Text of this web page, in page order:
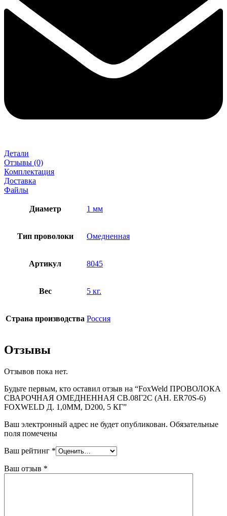
Детали
Отзывы (0)
Комплектация
Доставка
Файлы
Диаметр 1 мм
Тип проволоки Омедненная
Артикул 8045
Вес 5 кг.
Страна производства Россия
Отзывы
Отзывов пока нет.
Будьте первым, кто оставил отзыв на “FoxWeld ПРОВОЛОКА
СВАРОЧНАЯ ОМЕДНЕННАЯ СВ.08Г2С (АН. ER70S-6)
FOXWELD Д. 1,0ММ, D200, 5 КГ”
Ваш электронный адрес не будет опубликован. Обязательные
поля помечены
Ваш рейтинг *
Ваш отзыв *